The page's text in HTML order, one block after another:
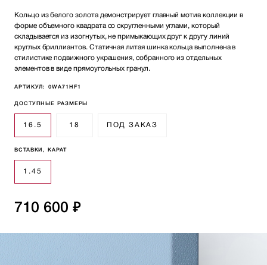
Кольцо из белого золота демонстрирует главный мотив коллекции в
форме объемного квадрата со скругленными углами, который
складывается из изогнутых, не примыкающих друг к другу линий
круглых бриллиантов. Статичная литая шинка кольца выполнена в
стилистике подвижного украшения, собранного из отдельных
элементов в виде прямоугольных гранул.
АРТИКУЛ: 0WA71HF1
ДОСТУПНЫЕ РАЗМЕРЫ
16.5 18 ПОД ЗАКАЗ
ВСТАВКИ, КАРАТ
1.45
710 600 ₽